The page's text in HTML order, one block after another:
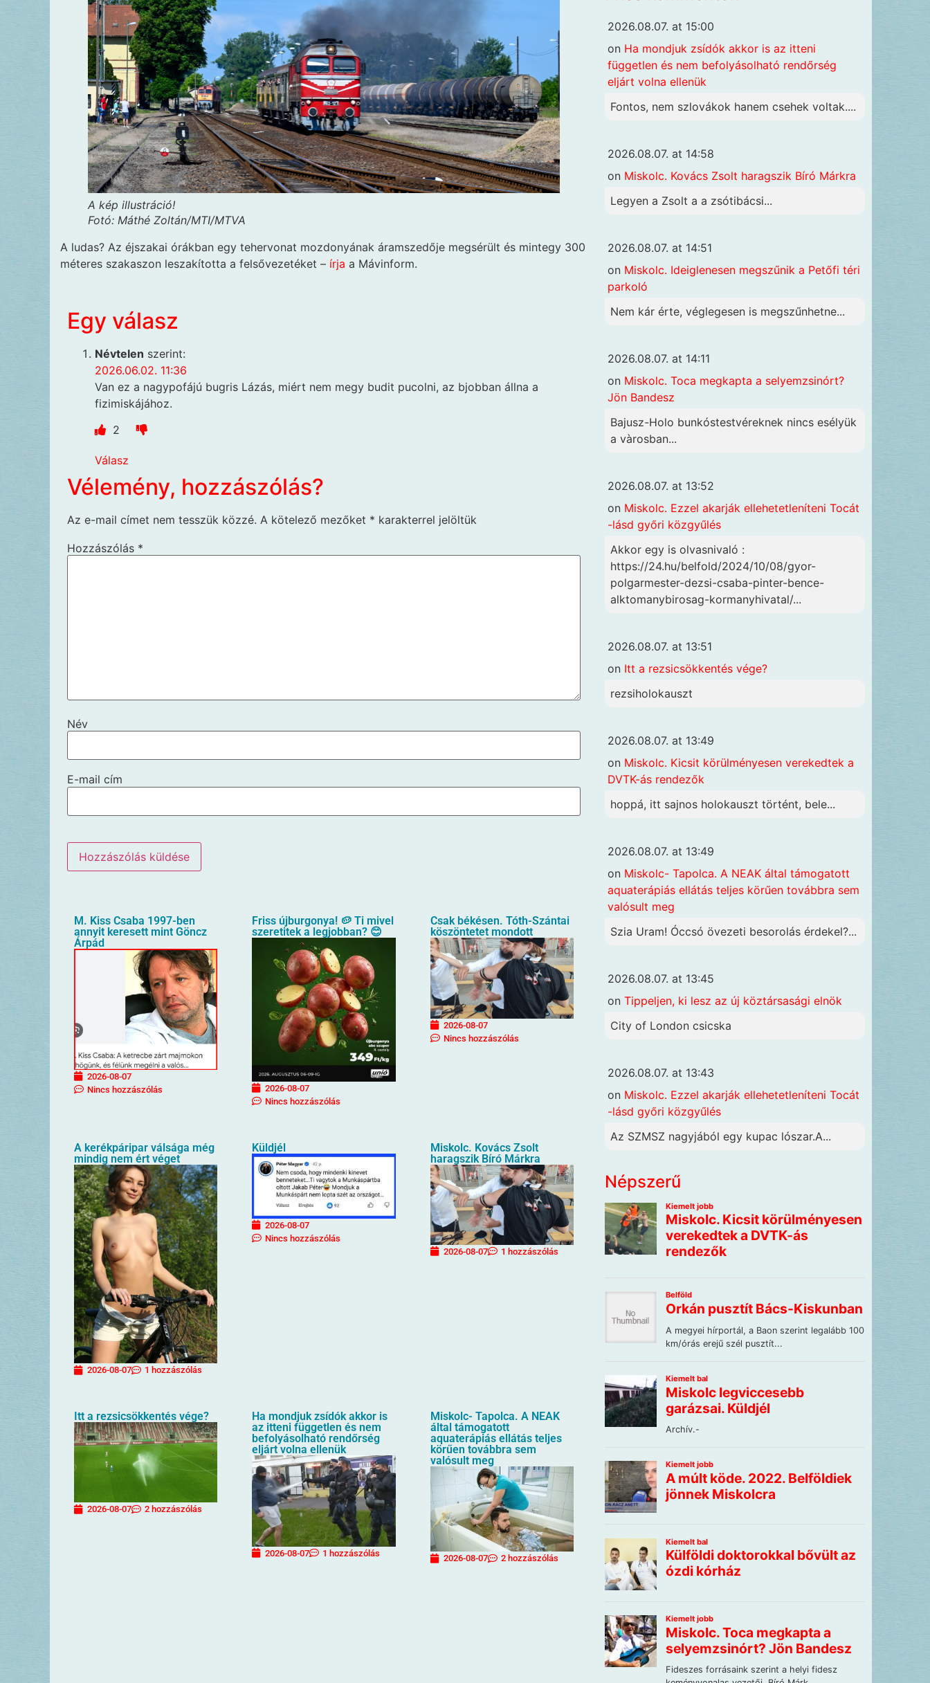
A kép illustráció!
Fotó: Máthé Zoltán/MTI/MTVA
A ludas? Az éjszakai órákban egy tehervonat mozdonyának áramszedője megsérült és mintegy 300
méteres szakaszon leszakította a felsővezetéket – írja a Mávinform.
Egy válasz
Névtelen szerint:
2026.06.02. 11:36
Van ez a nagypofájú bugris Lázás, miért nem megy budit pucolni, az bjobban állna a
fizimiskájához.
2
Válasz
Vélemény, hozzászólás?
Az e-mail címet nem tesszük közzé. A kötelező mezőket * karakterrel jelöltük
Hozzászólás *
Név
E-mail cím
M. Kiss Csaba 1997-ben
annyit keresett mint Göncz
Árpád
2026-08-07
Nincs hozzászólás
Friss újburgonya! 🥔 Ti mivel
szeretitek a legjobban? 😊
2026-08-07
Nincs hozzászólás
Csak békésen. Tóth-Szántai
köszöntetet mondott
2026-08-07
Nincs hozzászólás
A kerékpáripar válsága még
mindig nem ért véget
2026-08-07 1 hozzászólás
Küldjél
2026-08-07
Nincs hozzászólás
Miskolc. Kovács Zsolt
haragszik Bíró Márkra
2026-08-07 1 hozzászólás
Itt a rezsicsökkentés vége?
2026-08-07 2 hozzászólás
Ha mondjuk zsídók akkor is
az itteni független és nem
befolyásolható rendőrség
eljárt volna ellenük
2026-08-07 1 hozzászólás
Miskolc- Tapolca. A NEAK
által támogatott
aquaterápiás ellátás teljes
körűen továbbra sem
valósult meg
2026-08-07 2 hozzászólás
2026.08.07. at 15:00
on Ha mondjuk zsídók akkor is az itteni
független és nem befolyásolható rendőrség
eljárt volna ellenük
Fontos, nem szlovákok hanem csehek voltak....
2026.08.07. at 14:58
on Miskolc. Kovács Zsolt haragszik Bíró Márkra
Legyen a Zsolt a a zsótibácsi...
2026.08.07. at 14:51
on Miskolc. Ideiglenesen megszűnik a Petőfi téri
parkoló
Nem kár érte, véglegesen is megszűnhetne...
2026.08.07. at 14:11
on Miskolc. Toca megkapta a selyemzsinórt?
Jön Bandesz
Bajusz-Holo bunkóstestvéreknek nincs esélyük
a vàrosban...
2026.08.07. at 13:52
on Miskolc. Ezzel akarják ellehetetleníteni Tocát
-lásd győri közgyűlés
Akkor egy is olvasnivaló :
https://24.hu/belfold/2024/10/08/gyor-
polgarmester-dezsi-csaba-pinter-bence-
alktomanybirosag-kormanyhivatal/...
2026.08.07. at 13:51
on Itt a rezsicsökkentés vége?
rezsiholokauszt
2026.08.07. at 13:49
on Miskolc. Kicsit körülményesen verekedtek a
DVTK-ás rendezők
hoppá, itt sajnos holokauszt történt, bele...
2026.08.07. at 13:49
on Miskolc- Tapolca. A NEAK által támogatott
aquaterápiás ellátás teljes körűen továbbra sem
valósult meg
Szia Uram! Óccsó övezeti besorolás érdekel?...
2026.08.07. at 13:45
on Tippeljen, ki lesz az új köztársasági elnök
City of London csicska
2026.08.07. at 13:43
on Miskolc. Ezzel akarják ellehetetleníteni Tocát
-lásd győri közgyűlés
Az SZMSZ nagyjából egy kupac lószar.A...
Népszerű